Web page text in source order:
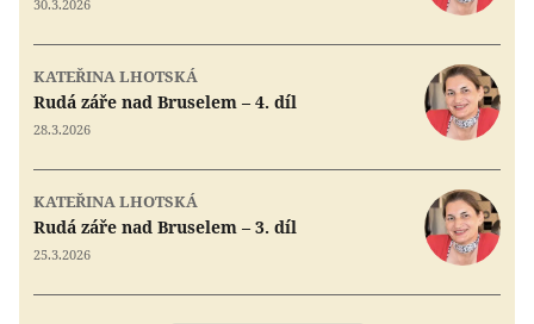
30.3.2026
KATEŘINA LHOTSKÁ
Rudá záře nad Bruselem – 4. díl
28.3.2026
KATEŘINA LHOTSKÁ
Rudá záře nad Bruselem – 3. díl
25.3.2026